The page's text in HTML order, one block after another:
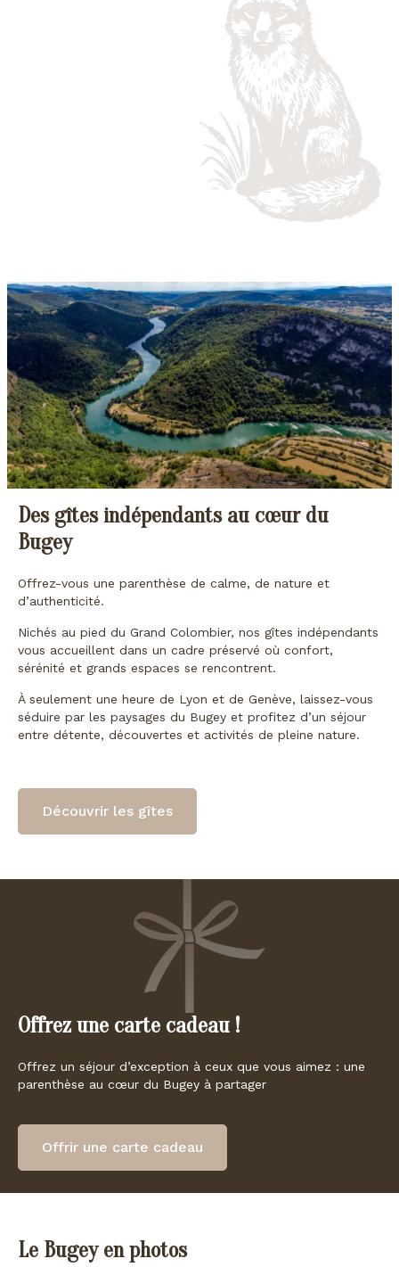
Des gîtes indépendants au cœur du
Bugey
Offrez-vous une parenthèse de calme, de nature et
d’authenticité.
Nichés au pied du Grand Colombier, nos gîtes indépendants
vous accueillent dans un cadre préservé où confort,
sérénité et grands espaces se rencontrent.
À seulement une heure de Lyon et de Genève, laissez-vous
séduire par les paysages du Bugey et profitez d’un séjour
entre détente, découvertes et activités de pleine nature.
Découvrir les gîtes
Offrez une carte cadeau !
Offrez un séjour d’exception à ceux que vous aimez : une
parenthèse au cœur du Bugey à partager
Offrir une carte cadeau
Le Bugey en photos